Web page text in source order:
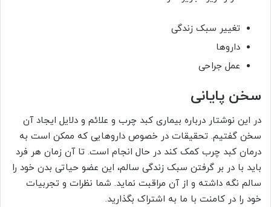
تغییر سبک زندگی
داروها
عمل جراحی
سخن پایانی
در این نوشتار درباره بیماری کبد چرب و علائم و دلایل ایجاد آن
سخن گفتیم. تحقیقات در خصوص دارو‌هایی که ممکن است به
درمان کبد چرب کمک کند در حال انجام است. تا آن زمان هر فرد
باید با در بر گرفتن سبک زندگی سالم، این عضو حیاتی بدن خود را
سالم نگه داشته و از آن مراقبت نماید. شما نظرات و تجربیات
خود را در کامنت با ما به اشتراک بگذارید.